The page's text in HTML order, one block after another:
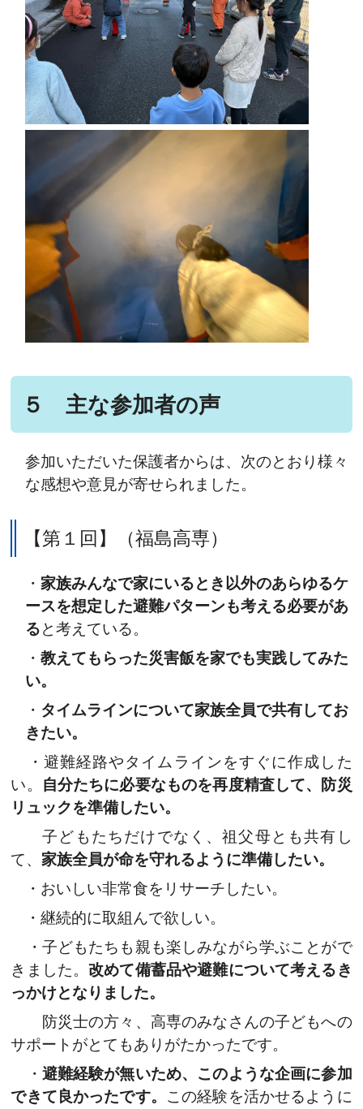
５ 主な参加者の声
参加いただいた保護者からは、次のとおり様々
な感想や意見が寄せられました。
【第１回】（福島高専）
・家族みんなで家にいるとき以外のあらゆるケ
ースを想定した避難パターンも考える必要があ
ると考えている。
・教えてもらった災害飯を家でも実践してみた
い。
・ タイムラインについて家族全員で共有してお
きたい。
・避難経路やタイムラインをすぐに作成した
い。
自分たちに必要なものを再度精査して、防災
リュックを準備したい。
子どもたちだけでなく、祖父母とも共有し
て、家族全員が命を守れるように準備したい。
・おいしい非常食をリサーチしたい。
・継続的に取組んで欲しい。
・子どもたちも親も楽しみながら学ぶことがで
きました。改めて備蓄品や避難について考えるき
っかけとなりました。
防災士の方々、高専のみなさんの子どもへの
サポートがとてもありがたかったです。
・ 避難経験が無いため、このような企画に参加
できて良かったです。 この経験を活かせるように